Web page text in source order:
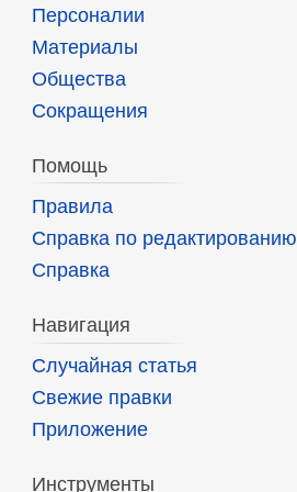
Персоналии
Материалы
Общества
Сокращения
Помощь
Правила
Справка по редактированию
Справка
Навигация
Случайная статья
Свежие правки
Приложение
Инструменты